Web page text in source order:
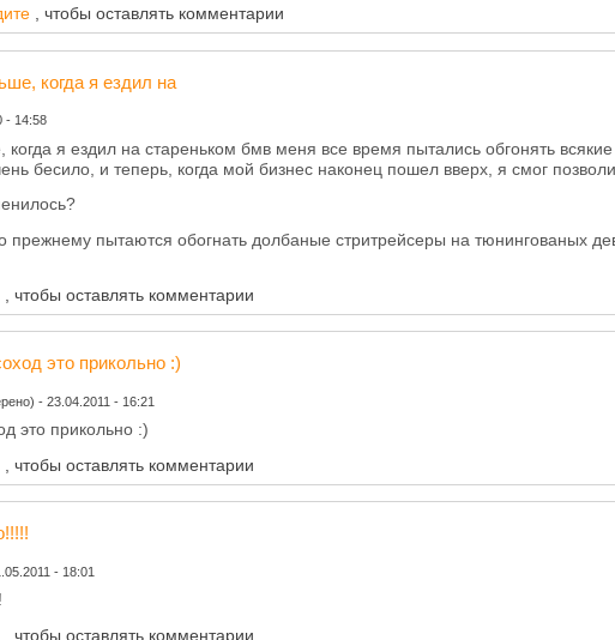
, чтобы оставлять комментарии
когда я ездил на
- 14:58
я ездил на стареньком бмв меня все время пытались обгонять
бесило, и теперь, когда мой бизнес наконец пошел вверх, я смог
прежнему пытаются обогнать долбаные стритрейсеры на тюнингованых
, чтобы оставлять комментарии
это прикольно :)
-23.04.2011 - 16:21
это прикольно :)
, чтобы оставлять комментарии
- 18:01
, чтобы оставлять комментарии